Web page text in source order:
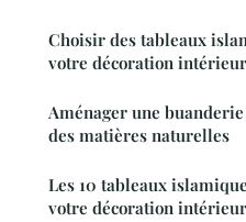
Choisir des tableaux
votre décoration
Aménager une
des matières naturelles
Les 10 tableaux
votre décoration